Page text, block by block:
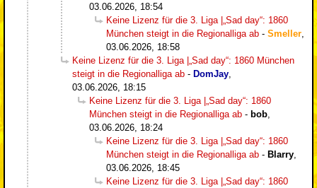
03.06.2026, 18:54
Keine Lizenz für die 3. Liga |„Sad day“: 1860
München steigt in die Regionalliga ab - Smeller
03.06.2026, 18:58
Keine Lizenz für die 3. Liga |„Sad day“: 1860 München
steigt in die Regionalliga ab - DomJay
03.06.2026, 18:15
Keine Lizenz für die 3. Liga |„Sad day“: 1860
München steigt in die Regionalliga ab - bob
03.06.2026, 18:24
Keine Lizenz für die 3. Liga |„Sad day“: 1860
München steigt in die Regionalliga ab - Blarry
03.06.2026, 18:45
Keine Lizenz für die 3. Liga |„Sad day“: 1860